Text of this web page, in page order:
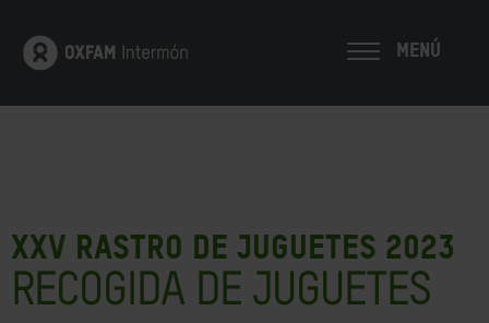
MENÚ
XXV RASTRO DE JUGUETES 2023
RECOGIDA DE JUGUETES